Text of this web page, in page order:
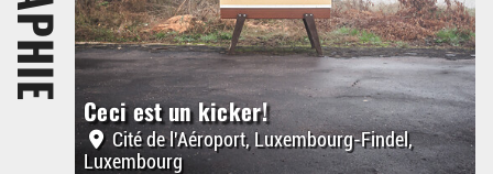
Ceci est un kicker!
Cité de l'Aéroport, Luxembourg-Findel,
Luxembourg